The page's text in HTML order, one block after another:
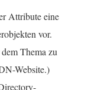
Attribute eine
vor.
Thema zu
Website.)